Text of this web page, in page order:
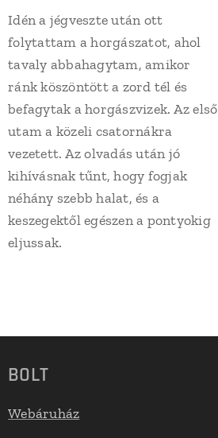
Idén a jégveszte után ott
folytattam a horgászatot, ahol
tavaly abbahagytam, amikor
ránk köszöntött a zord tél és
befagytak a horgászvizek. Az első
utam a közeli csatornákra
vezetett. Az olvadás után jó
kihívásnak tűnt, hogy fogjak
néhány szebb halat, és a
keszegektől egészen a pontyokig
eljussak.
BOLT
Webáruház